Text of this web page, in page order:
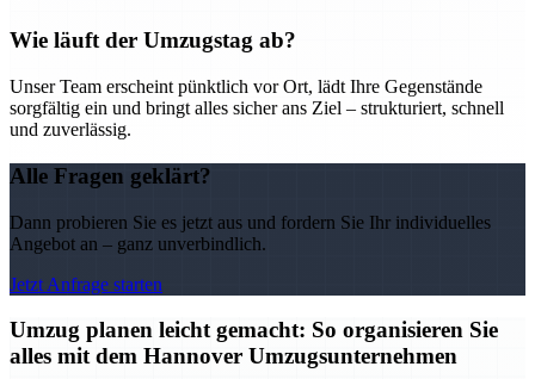
Wie läuft der Umzugstag ab?
Unser Team erscheint pünktlich vor Ort, lädt Ihre Gegenstände
sorgfältig ein und bringt alles sicher ans Ziel – strukturiert, schnell
und zuverlässig.
Alle Fragen geklärt?
Dann probieren Sie es jetzt aus und fordern Sie Ihr individuelles
Angebot an – ganz unverbindlich.
Jetzt Anfrage starten
Umzug planen leicht gemacht: So organisieren Sie
alles mit dem Hannover Umzugsunternehmen